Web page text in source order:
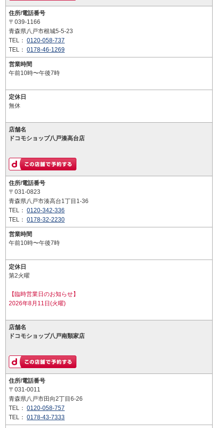
住所/電話番号
〒039-1166
青森県八戸市根城5-5-23
TEL： 0120-058-737
TEL： 0178-46-1269
営業時間
午前10時〜午後7時
定休日
無休
店舗名
ドコモショップ八戸湊高台店
住所/電話番号
〒031-0823
青森県八戸市湊高台1丁目1-36
TEL： 0120-342-336
TEL： 0178-32-2230
営業時間
午前10時〜午後7時
定休日
第2火曜
【臨時営業日のお知らせ】
2026年8月11日(火曜)
店舗名
ドコモショップ八戸南類家店
住所/電話番号
〒031-0011
青森県八戸市田向2丁目6-26
TEL： 0120-058-757
TEL： 0178-43-7333